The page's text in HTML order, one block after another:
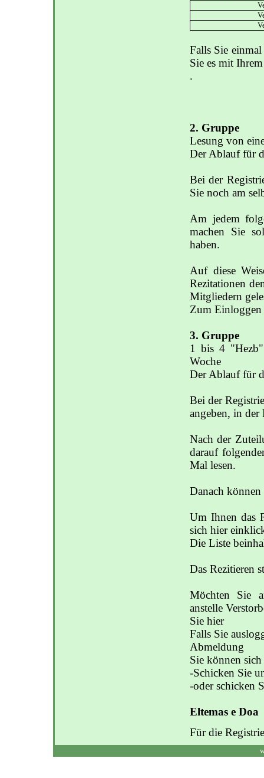
Falls Sie einmal
Sie es mit
.
2. Gruppe
Lesung von
Der Ablauf für
Bei der
Sie noch am
Am jedem
machen Sie
haben.
Auf diese
Rezitationen
Mitgliedern
Zum
3. Gruppe
1 bis 4
Woche
Der Ablauf für
Bei der
angeben, in der
Nach der
darauf
Mal lesen.
Danach
Um Ihnen das
sich hier
Die Liste
Das Rezitieren
Möchten Sie
anstelle
Sie hier
Falls Sie
Abmeldung
Sie können
-Schicken Sie
-oder schicken
Eltemas e Doa
Für die